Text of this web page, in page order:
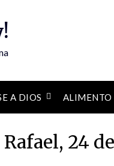
A DIOS ALIMENTO
Rafael, 24